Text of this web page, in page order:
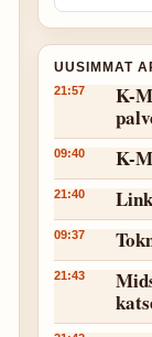
UUSIMMAT
21:57
K-
09:40 K-
21:40
09:37
21:43